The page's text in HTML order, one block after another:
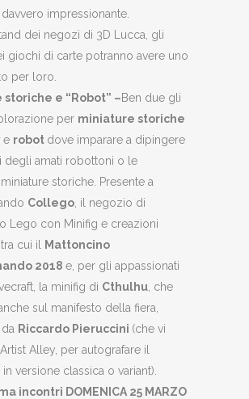
impressionante.
dei negozi di 3D Lucca, gli
giochi di carte potranno avere uno
per loro.
storiche e “Robot” –Ben due gli
per miniature storiche
e robot dove imparare a dipingere
degli amati robottoni o le
storiche. Presente a
Collego , il negozio di
Lego con Minifig e creazioni
cui il
Mattoncino
2018 e, per gli appassionati
la minifig di Cthulhu , che
sul manifesto della fiera,
Riccardo Pieruccini (che vi
Alley, per autografare il
versione classica o variant).
incontri DOMENICA 25 MARZO